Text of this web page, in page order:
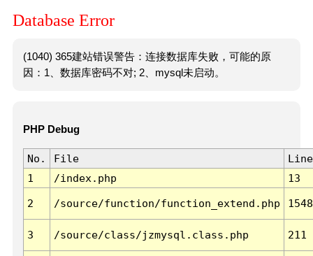
Database Error
(1040) 365建站错误警告：连接数据库失败，可能的原
因：1、数据库密码不对; 2、mysql未启动。
PHP Debug
No. File
Line
1
/index.php 13
2 /source/function/function_extend.php 1548
3 /source/class/jzmysql.class.php 211